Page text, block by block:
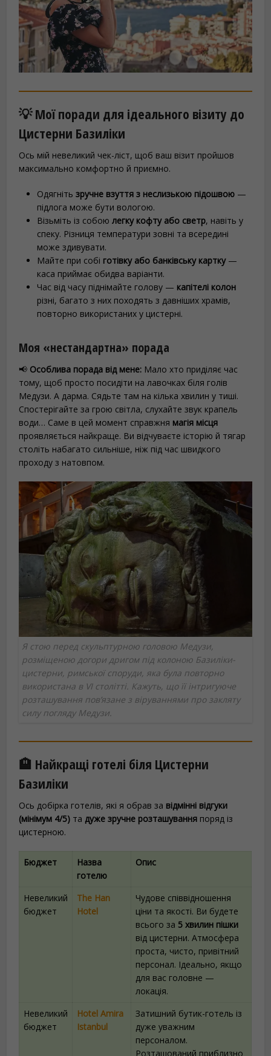
💡 Мої поради для ідеального візиту до
Цистерни Базиліки
Ось мій невеликий чек-ліст, щоб ваш візит пройшов
максимально комфортно й приємно.
Одягнітьзручне взуття з неслизькою підошвою —
підлога може бути вологою.
Візьміть із собоюлегку кофту або светр, навіть у
спеку. Різниця температури зовні та всередині
може здивувати.
Майте при собі готівку або банківську картку—
каса приймає обидва варіанти.
Час від часу піднімайте голову — капітелі колон
різні, багато з них походять з давніших храмів,
повторно використаних у цистерні.
Моя «нестандартна» порада
📢 Особлива порада від мене: Мало хто приділяє час
тому, щоб просто посидіти на лавочках біля голів
Медузи. А дарма. Сядьте там на кілька хвилин у тиші.
Спостерігайте за грою світла, слухайте звук крапель
води… Саме в цей момент справжня магія місця
проявляється найкраще. Ви відчуваєте історію й тягар
століть набагато сильніше, ніж під час швидкого
проходу з натовпом.
Я стою перед скульптурною головою Медузи,
розміщеною догори дригом під колоною Базиліки-
цистерни, римської споруди, яка була повторно
використана в VI столітті. Кажуть, що її інтригуюче
розташування пов’язане з віруваннями про закляту
силу погляду Медузи.
🏨 Найкращі готелі біля Цистерни
Базиліки
Ось добірка готелів, які я обрав за відмінні відгуки
(мінімум 4/5) та дуже зручне розташування поряд із
цистерною.
Бюджет
Назва
готелю
Опис
Невеликий
бюджет
The Han
Hotel
Чудове співвідношення
ціни та якості. Ви будете
всього за 5 хвилин пішки
від цистерни. Атмосфера
проста, чисто, привітний
персонал. Ідеально, якщо
для вас головне —
локація.
Невеликий
бюджет
Hotel Amira
Istanbul
Затишний бутик-готель із
дуже уважним
персоналом.
Розташований приблизно